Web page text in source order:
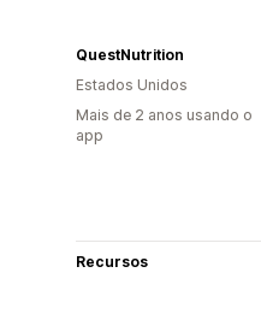
QuestNutrition
Estados Unidos
Mais de 2 anos usando o
app
Recursos